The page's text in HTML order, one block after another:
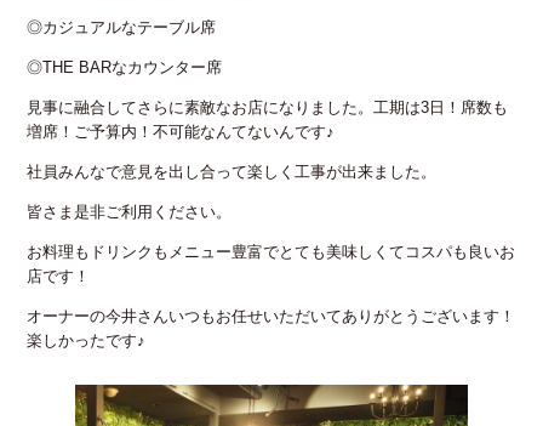
◎カジュアルなテーブル席
◎THE BARなカウンター席
見事に融合してさらに素敵なお店になりました。工期は3日！席数も
増席！ご予算内！不可能なんてないんです♪
社員みんなで意見を出し合って楽しく工事が出来ました。
皆さま是非ご利用ください。
お料理もドリンクもメニュー豊富でとても美味しくてコスパも良いお
店です！
オーナーの今井さんいつもお任せいただいてありがとうございます！
楽しかったです♪